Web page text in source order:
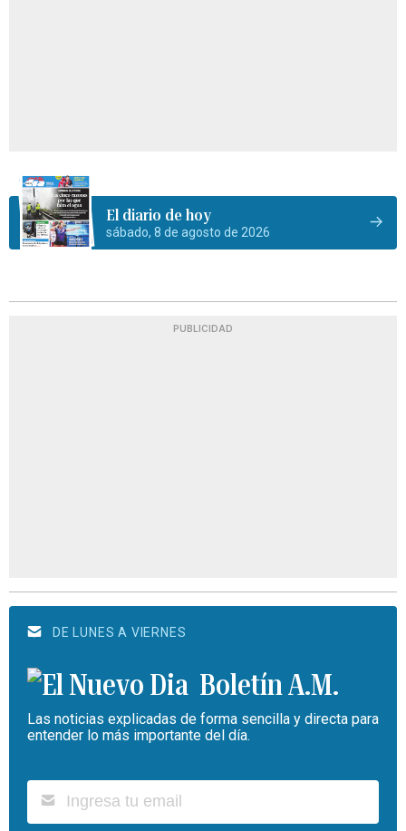
El diario de hoy
sábado, 8 de agosto de 2026
PUBLICIDAD
DE LUNES A VIERNES
Boletín A.M.
Las noticias explicadas de forma sencilla y directa para
entender lo más importante del día.